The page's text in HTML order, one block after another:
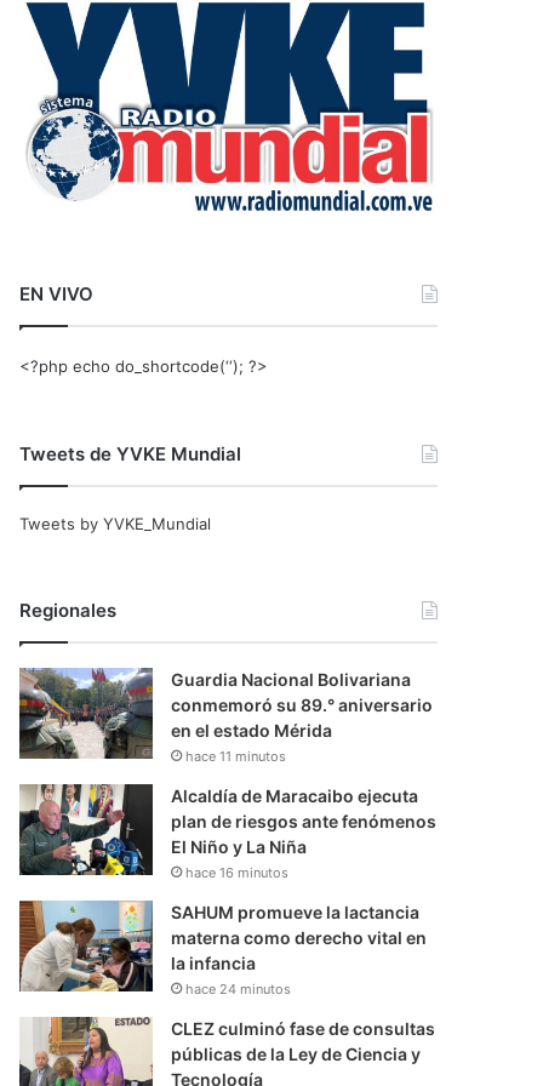
r
EN VIVO
<?php echo do_shortcode(‘‘); ?>
Tweets de YVKE Mundial
Tweets by YVKE_Mundial
Regionales
Guardia Nacional Bolivariana
conmemoró su 89.° aniversario
en el estado Mérida
hace 11 minutos
Alcaldía de Maracaibo ejecuta
plan de riesgos ante fenómenos
El Niño y La Niña
hace 16 minutos
SAHUM promueve la lactancia
materna como derecho vital en
la infancia
hace 24 minutos
CLEZ culminó fase de consultas
públicas de la Ley de Ciencia y
Tecnología